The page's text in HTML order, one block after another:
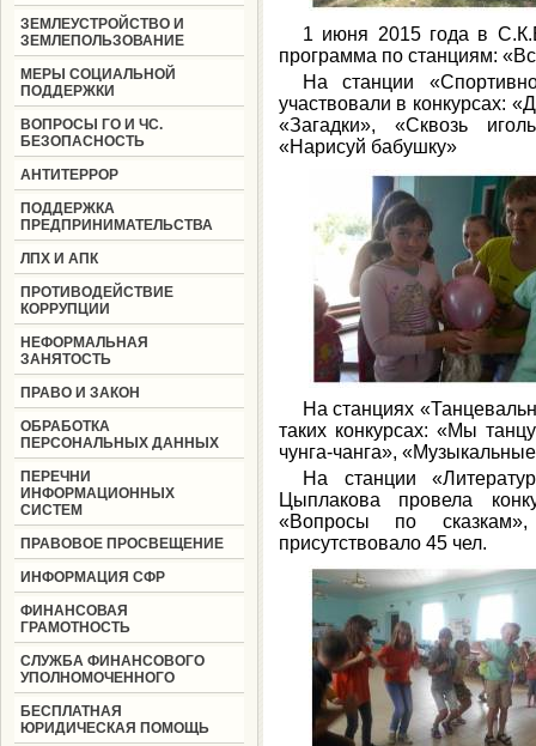
ЗЕМЛЕУСТРОЙСТВО И
ЗЕМЛЕПОЛЬЗОВАНИЕ
МЕРЫ СОЦИАЛЬНОЙ
ПОДДЕРЖКИ
ВОПРОСЫ ГО И ЧС.
БЕЗОПАСНОСТЬ
АНТИТЕРРОР
ПОДДЕРЖКА
ПРЕДПРИНИМАТЕЛЬСТВА
ЛПХ И АПК
ПРОТИВОДЕЙСТВИЕ
КОРРУПЦИИ
НЕФОРМАЛЬНАЯ
ЗАНЯТОСТЬ
ПРАВО И ЗАКОН
ОБРАБОТКА
ПЕРСОНАЛЬНЫХ ДАННЫХ
ПЕРЕЧНИ
ИНФОРМАЦИОННЫХ
СИСТЕМ
ПРАВОВОЕ ПРОСВЕЩЕНИЕ
ИНФОРМАЦИЯ СФР
ФИНАНСОВАЯ
ГРАМОТНОСТЬ
СЛУЖБА ФИНАНСОВОГО
УПОЛНОМОЧЕННОГО
БЕСПЛАТНАЯ
ЮРИДИЧЕСКАЯ ПОМОЩЬ
1 июня 2015 года в
программа по станциям:
На станции
участвовали в конкурсах:
«Загадки», «Сквозь
«Нарисуй бабушку»
На станциях
таких конкурсах: «Мы
чунга-чанга»,
На станции
Цыплакова провела
«Вопросы по
присутствовало 45 чел.